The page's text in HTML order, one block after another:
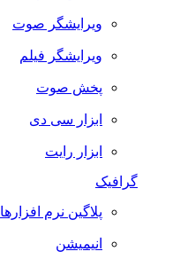
ویرایشگر صوت
ویرایشگر فیلم
پخش صوت
ابزار سی دی
ابزار رایت
گرافیک
پلاگین نرم افزارها
انیمیشن